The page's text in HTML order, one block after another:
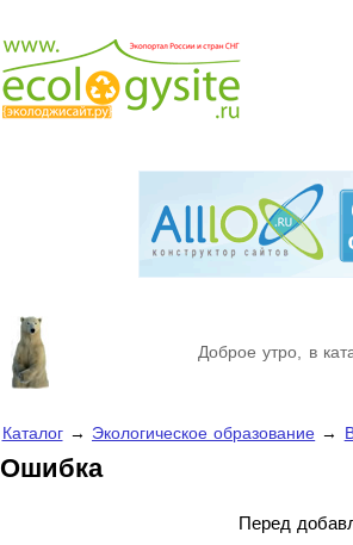
Доброе утро, в
Каталог→ Экологическое образование →
Ошибка
Перед